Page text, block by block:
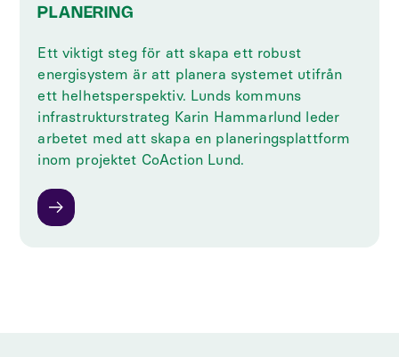
PLANERING
Ett viktigt steg för att skapa ett robust
energisystem är att planera systemet utifrån
ett helhetsperspektiv. Lunds kommuns
infrastrukturstrateg Karin Hammarlund leder
arbetet med att skapa en planeringsplattform
inom projektet CoAction Lund.